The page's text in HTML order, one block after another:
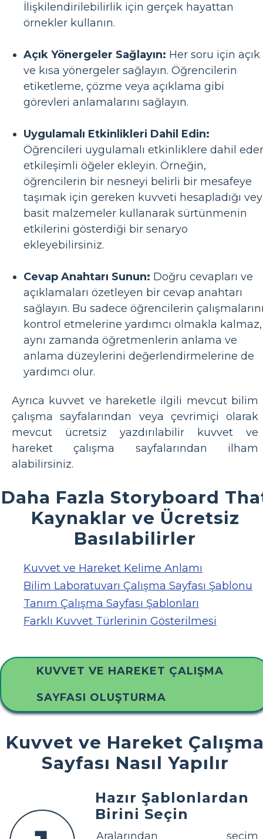
İlişkilendirilebilirlik için gerçek hayattan
örnekler kullanın.
Açık Yönergeler Sağlayın: Her soru için açık
ve kısa yönergeler sağlayın. Öğrencilerin
etiketleme, çözme veya açıklama gibi
görevleri anlamalarını sağlayın.
Uygulamalı Etkinlikleri Dahil Edin:
Öğrencileri uygulamalı etkinliklere dahil
etkileşimli öğeler ekleyin. Örneğin,
öğrencilerin bir nesneyi belirli bir mesafeye
taşımak için gereken kuvveti hesapladığı
basit malzemeler kullanarak sürtünmenin
etkilerini gösterdiği bir senaryo
ekleyebilirsiniz.
Cevap Anahtarı Sunun: Doğru cevapları ve
açıklamaları özetleyen bir cevap anahtarı
sağlayın. Bu sadece öğrencilerin
kontrol etmelerine yardımcı olmakla kalmaz,
aynı zamanda öğretmenlerin anlama ve
anlama düzeylerini değerlendirmelerine de
yardımcı olur.
Ayrıca kuvvet ve hareketle ilgili mevcut bilim
çalışma sayfalarından veya çevrimiçi olarak
mevcut ücretsiz yazdırılabilir kuvvet ve
hareket çalışma sayfalarından ilham
alabilirsiniz.
Daha Fazla Storyboard
Kaynaklar ve Ücretsiz
Basılabilirler
Kuvvet ve Hareket Kelime Anlamı
Bilim Laboratuvarı Çalışma Sayfası Şablonu
Tanım Çalışma Sayfası Şablonları
Farklı Kuvvet Türlerinin Gösterilmesi
KUVVET VE HAREKET ÇALIŞMA
SAYFASI OLUŞTURMA
Kuvvet ve Hareket
Sayfası Nasıl Yapılır
Hazır Şablonlardan
Birini Seçin
Aralarından seçim